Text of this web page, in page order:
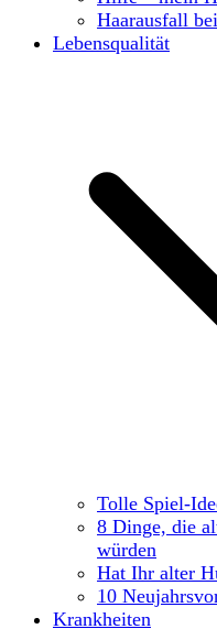
Haarausfall
Lebensqualität
Tolle Spiel-
8 Dinge, die
würden
Hat Ihr alter
10
Krankheiten